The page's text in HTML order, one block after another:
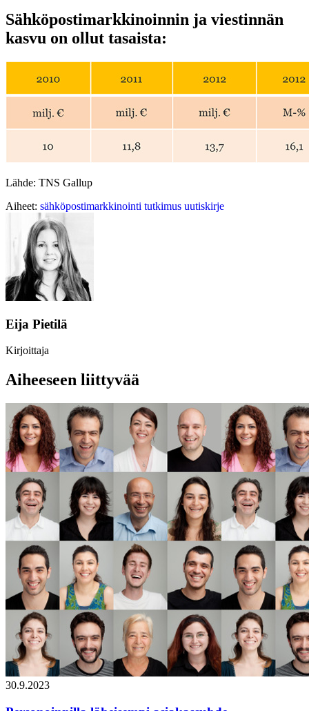
Sähköpostimarkkinoinnin ja viestinnän
kasvu on ollut tasaista:
Lähde: TNS Gallup
Aiheet: sähköpostimarkkinointi tutkimus uutiskirje
Eija Pietilä
Kirjoittaja
Aiheeseen liittyvää
30.9.2023